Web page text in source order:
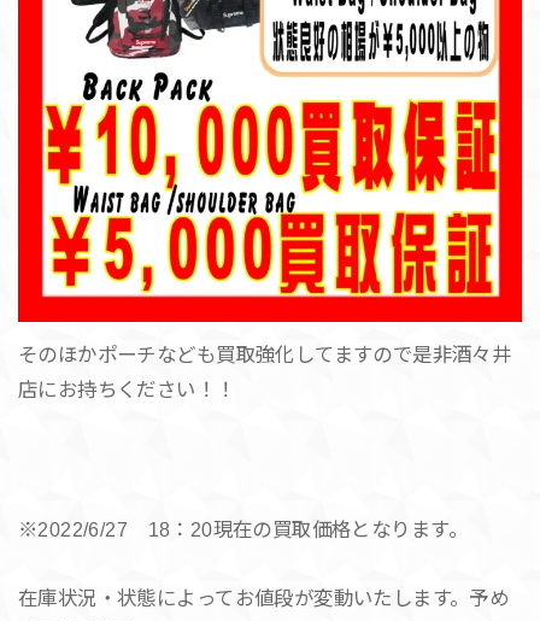
そのほかポーチなども買取強化してますので是非酒々井
店にお持ちください！！
※2022/6/27 18：20現在の買取価格となります。
在庫状況・状態によってお値段が変動いたします。予め